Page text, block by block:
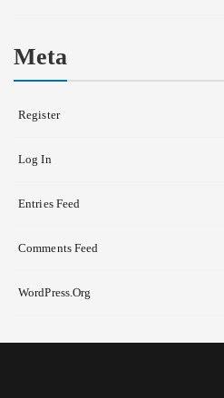
Meta
Register
Log In
Entries Feed
Comments Feed
WordPress.org